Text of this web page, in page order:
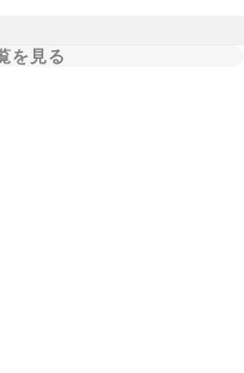
を見る